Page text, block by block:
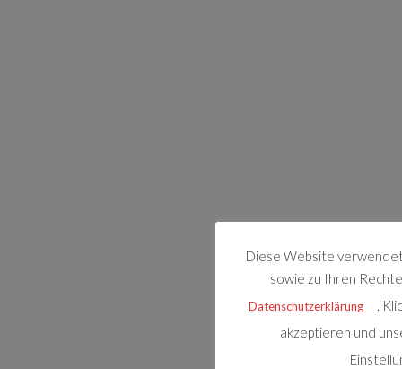
Diese Website
sowie zu Ihren
Datenschutzerklärung
.
akzeptieren und